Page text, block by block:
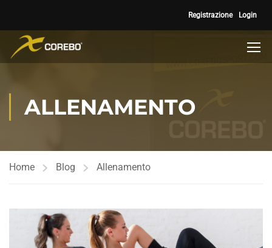
Registrazione Login
ALLENAMENTO
Home Blog Allenamento